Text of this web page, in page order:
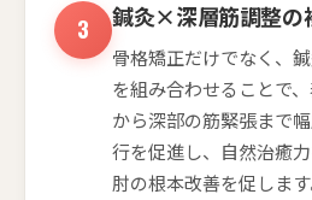
鍼灸×深層筋調整の
骨格矯正だけでなく、
を組み合わせることで
から深部の筋緊張まで
行を促進し、自然治癒
肘の根本改善を促します